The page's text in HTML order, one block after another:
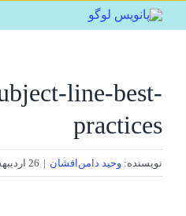
to
line-best-
practices
نویسنده: وحید دامن‌افشان | 26 اردیبهشت 1392